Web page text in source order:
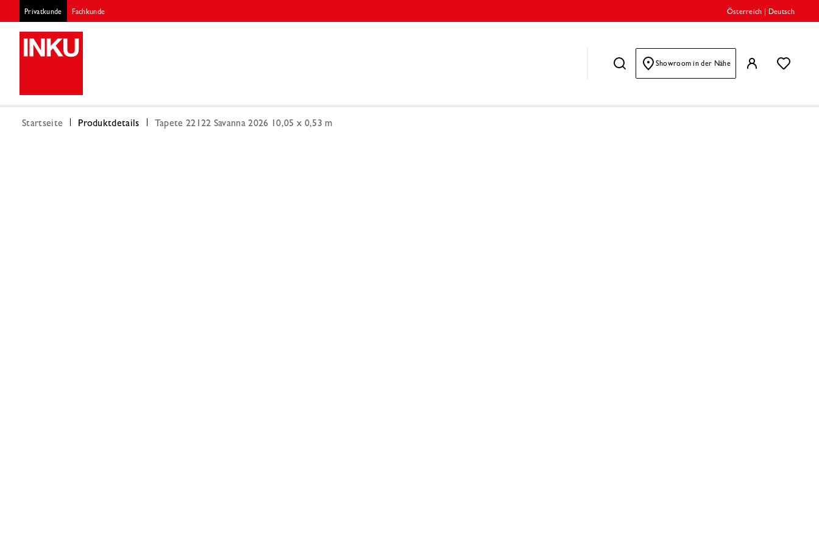
Privatkunde Fachkunde Österreich Deutsch
Showroom in der Nähe
Startseite Produktdetails Tapete 22122 Savanna 2026 10,05 x 0,53 m